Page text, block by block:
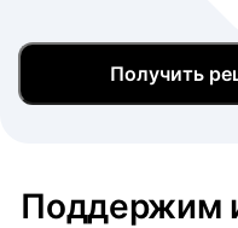
Получить
Поддержим